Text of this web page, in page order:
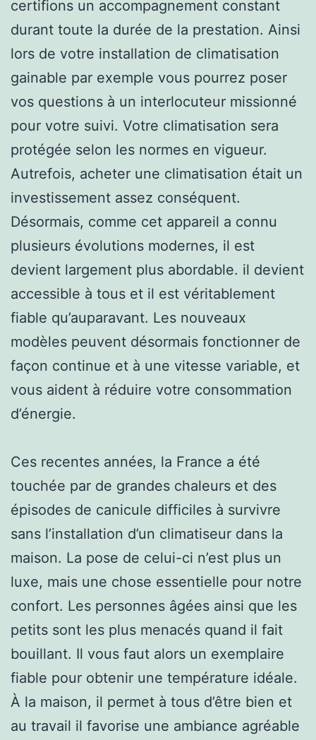
certifions un accompagnement constant
durant toute la durée de la prestation. Ainsi
lors de votre installation de climatisation
gainable par exemple vous pourrez poser
vos questions à un interlocuteur missionné
pour votre suivi. Votre climatisation sera
protégée selon les normes en vigueur.
Autrefois, acheter une climatisation était un
investissement assez conséquent.
Désormais, comme cet appareil a connu
plusieurs évolutions modernes, il est
devient largement plus abordable. il devient
accessible à tous et il est véritablement
fiable qu’auparavant. Les nouveaux
modèles peuvent désormais fonctionner de
façon continue et à une vitesse variable, et
vous aident à réduire votre consommation
d’énergie.
Ces recentes années, la France a été
touchée par de grandes chaleurs et des
épisodes de canicule difficiles à survivre
sans l’installation d’un climatiseur dans la
maison. La pose de celui-ci n’est plus un
luxe, mais une chose essentielle pour notre
confort. Les personnes âgées ainsi que les
petits sont les plus menacés quand il fait
bouillant. Il vous faut alors un exemplaire
fiable pour obtenir une température idéale.
À la maison, il permet à tous d’être bien et
au travail il favorise une ambiance agréable